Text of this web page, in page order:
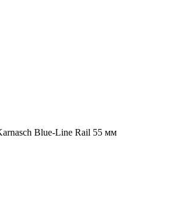
Blue-Line Rail 55 мм